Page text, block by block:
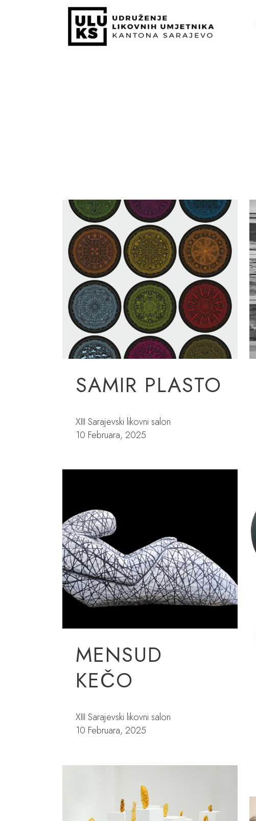
SAMIR PLASTO
XIII Sarajevski likovni salon
10 Februara, 2025
MENSUD
KEČO
XIII Sarajevski likovni salon
10 Februara, 2025